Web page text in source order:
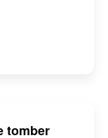
tomber